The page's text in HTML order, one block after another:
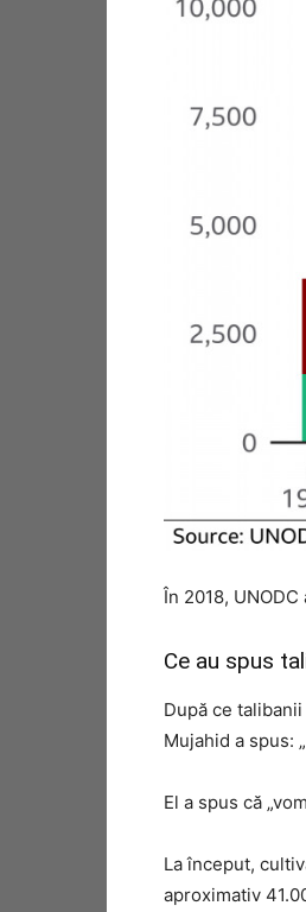
În 2018,
Ce au spus
După ce
Mujahid a spus:
El a spus că
La început,
aproximativ